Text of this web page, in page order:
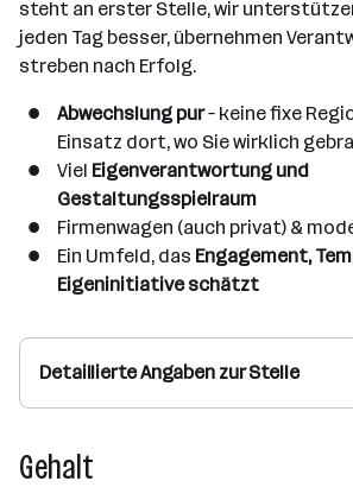
steht an erster Stelle, wir
jeden Tag besser, übernehmen
streben nach Erfolg.
Abwechslung pur– keine fixe
Einsatz dort, wo Sie wirklich
Viel Eigenverantwortung und
Gestaltungsspielraum
Firmenwagen (auch privat) &
Ein Umfeld, das Engagement,
Eigeninitiative schätzt
Detaillierte Angaben zur Stelle
Gehalt